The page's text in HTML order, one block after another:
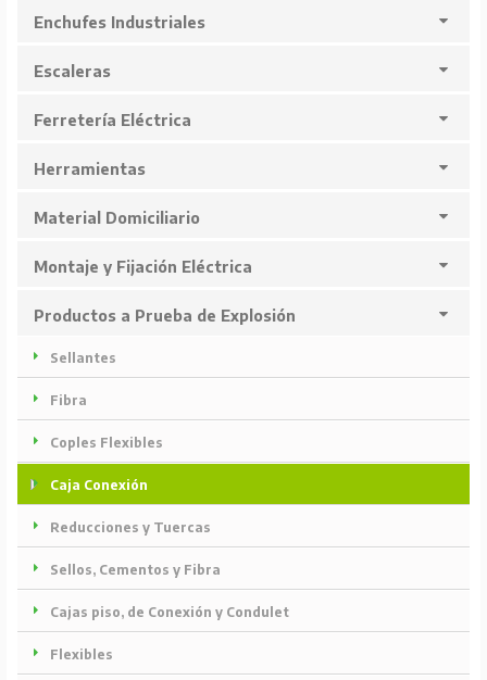
Enchufes Industriales
Escaleras
Ferretería Eléctrica
Herramientas
Material Domiciliario
Montaje y Fijación Eléctrica
Productos a Prueba de Explosión
Sellantes
Fibra
Coples Flexibles
Caja Conexión
Reducciones y Tuercas
Sellos, Cementos y Fibra
Cajas piso, de Conexión y Condulet
Flexibles